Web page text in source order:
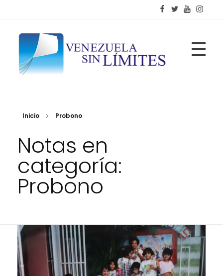
Fundación Venezuela Sin Límites
21 años de alianzas para la transformación socialInicio Probono
Notas en
categoría:
Probono